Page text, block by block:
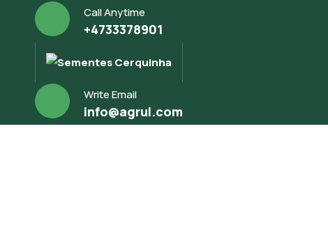
Call Anytime
+4733378901
Write Email
info@agrul.com